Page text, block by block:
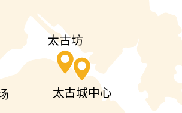
太古城中心
太古坊